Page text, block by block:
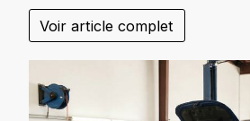
Voir article complet